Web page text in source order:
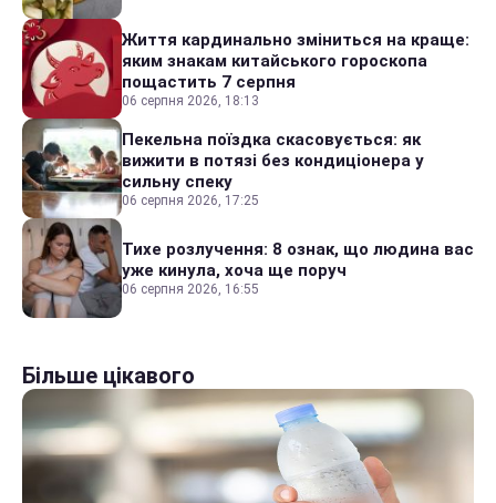
Життя кардинально зміниться на краще:
яким знакам китайського гороскопа
пощастить 7 серпня
06 серпня 2026, 18:13
Пекельна поїздка скасовується: як
вижити в потязі без кондиціонера у
сильну спеку
06 серпня 2026, 17:25
Тихе розлучення: 8 ознак, що людина вас
уже кинула, хоча ще поруч
06 серпня 2026, 16:55
Більше цікавого